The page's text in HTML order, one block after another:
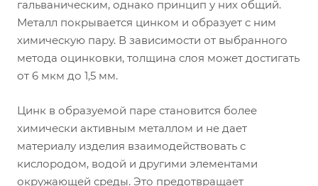
гальваническим, однако принцип у них общий.
Металл покрывается цинком и образует с ним
химическую пару. В зависимости от выбранного
метода оцинковки, толщина слоя может достигать
от 6 мкм до 1,5 мм.
Цинк в образуемой паре становится более
химически активным металлом и не дает
материалу изделия взаимодействовать с
кислородом, водой и другими элементами
окружающей среды. Это предотвращает